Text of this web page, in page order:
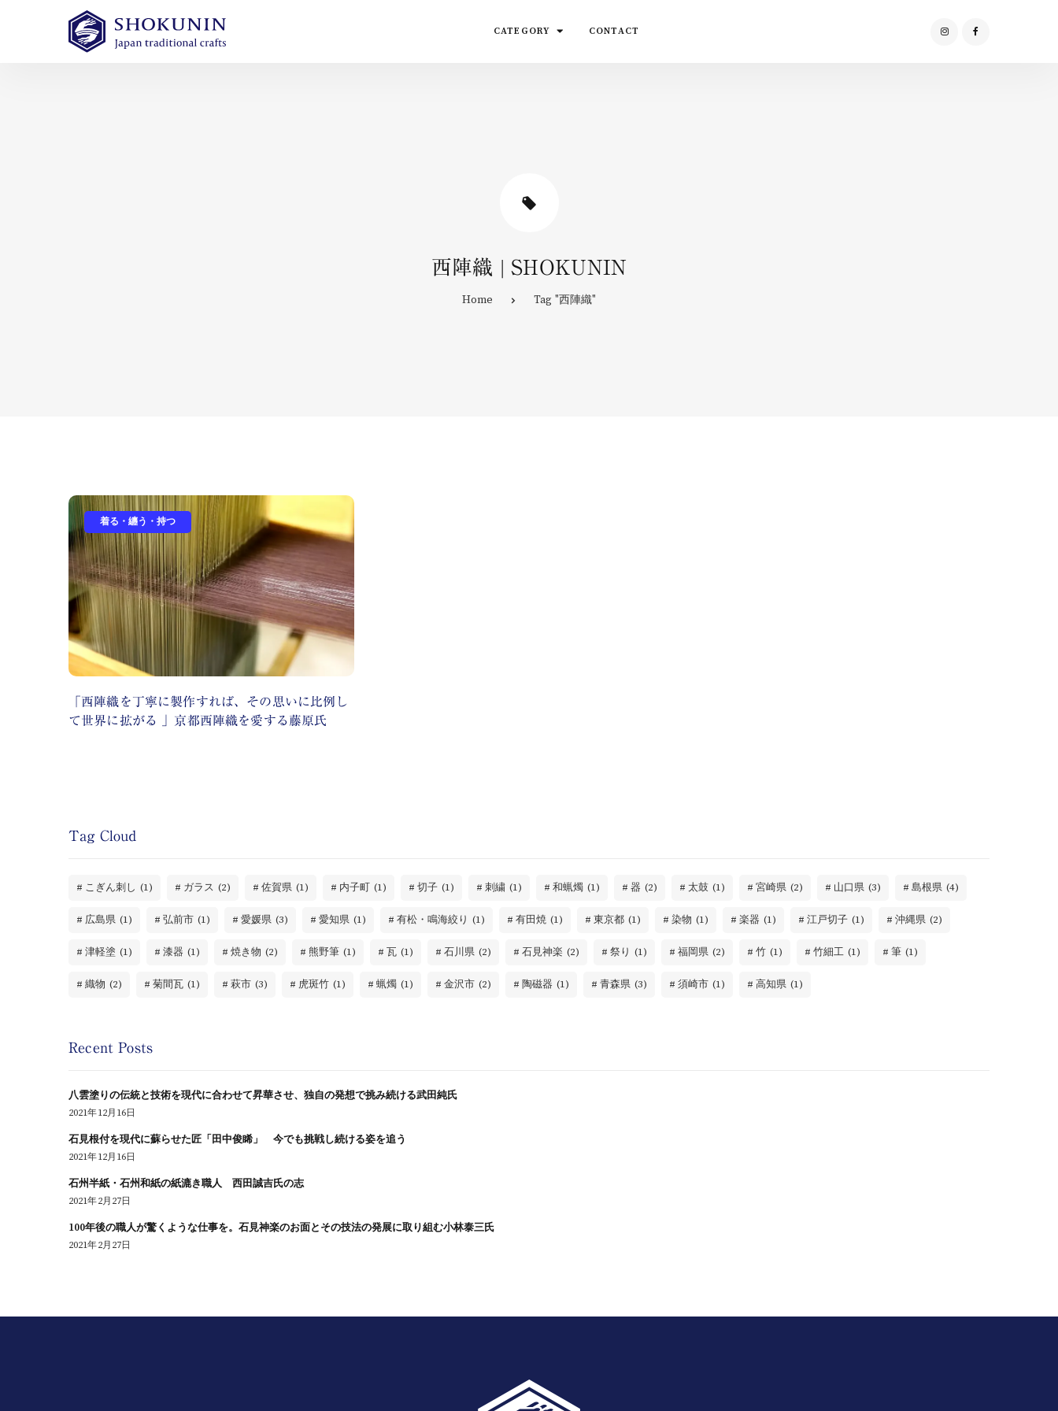
西陣織 | SHOKUNIN
Home Tag "西陣織"
CATEGORY CONTACT
着る・纏う・持つ
「西陣織を丁寧に製作すれば、その思いに比例し
て世界に拡がる 」京都西陣織を愛する藤原氏
Tag Cloud
こぎん刺し (1) ガラス (2) 佐賀県 (1) 内子町 (1) 切子 (1) 刺繍 (1) 和蝋燭 (1) 器 (2) 太鼓 (1) 宮崎県 (2) 山口県 (3) 島根県 (4)
広島県 (1) 弘前市 (1) 愛媛県 (3) 愛知県 (1) 有松・鳴海絞り (1) 有田焼 (1) 東京都 (1) 染物 (1) 楽器 (1) 江戸切子 (1) 沖縄県 (2)
津軽塗 (1) 漆器 (1) 焼き物 (2) 熊野筆 (1) 瓦 (1) 石川県 (2) 石見神楽 (2) 祭り (1) 福岡県 (2) 竹 (1) 竹細工 (1) 筆 (1)
織物 (2) 菊間瓦 (1) 萩市 (3) 虎斑竹 (1) 蝋燭 (1) 金沢市 (2) 陶磁器 (1) 青森県 (3) 須崎市 (1) 高知県 (1)
Recent Posts
八雲塗りの伝統と技術を現代に合わせて昇華させ、独自の発想で挑み続ける武田純氏
2021年12月16日
石見根付を現代に蘇らせた匠「田中俊睎」 今でも挑戦し続ける姿を追う
2021年12月16日
石州半紙・石州和紙の紙漉き職人 西田誠吉氏の志
2021年2月27日
100年後の職人が驚くような仕事を。石見神楽のお面とその技法の発展に取り組む小林泰三氏
2021年2月27日